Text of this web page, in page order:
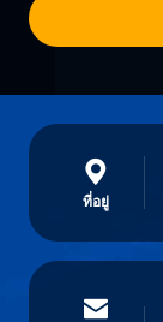
ที่อยู่